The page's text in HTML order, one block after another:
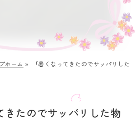
ホーム »
「暑くなってきたのでサッパリした
きたのでサッパリした物